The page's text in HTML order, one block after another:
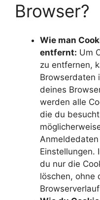
Browser?
Wie man
entfernt: Um
zu entfernen,
Browserdaten
deines
werden alle
die du
Einstellungen.
du nur die
löschen, ohne